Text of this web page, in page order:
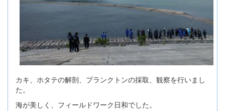
カキ、ホタテの解剖、プランクトンの採取、観察を行いまし
た。
海が美しく、フィールドワーク日和でした。